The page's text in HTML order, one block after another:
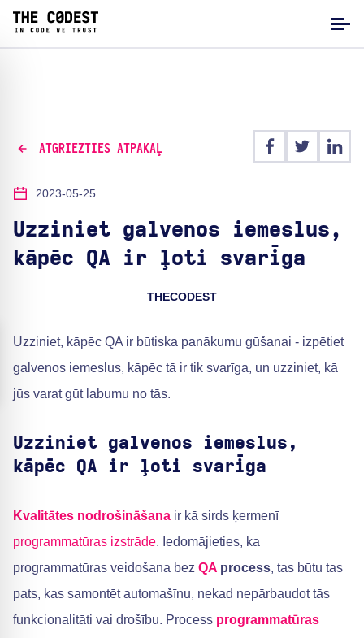
ATGRIEZTIES ATPAKAĻ
2023-05-25
Uzziniet galvenos iemeslus,
kāpēc QA ir ļoti svarīga
THECODEST
Uzziniet, kāpēc QA ir būtiska panākumu gūšanai - izpētiet
galvenos iemeslus, kāpēc tā ir tik svarīga, un uzziniet, kā
jūs varat gūt labumu no tās.
Uzziniet galvenos iemeslus,
kāpēc QA ir ļoti svarīga
Kvalitātes nodrošināšana ir kā sirds ķermenī
programmatūras izstrāde. Iedomājieties, ka
programmatūras veidošana bez QA process, tas būtu tas
pats, kas samontēt automašīnu, nekad nepārbaudot tās
funkcionalitāti vai drošību. Process programmatūras